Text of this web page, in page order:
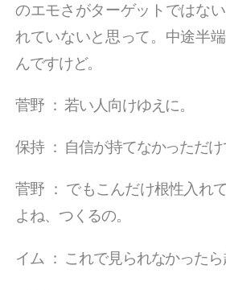
のエモさがターゲットではな
れていないと思って。中途半
んですけど。
菅野：若い人向けゆえに。
保持： 自信が持てなかっただけ
菅野 ： でもこんだけ根性入れ
よね、つくるの。
イム ： これで見られなかったら